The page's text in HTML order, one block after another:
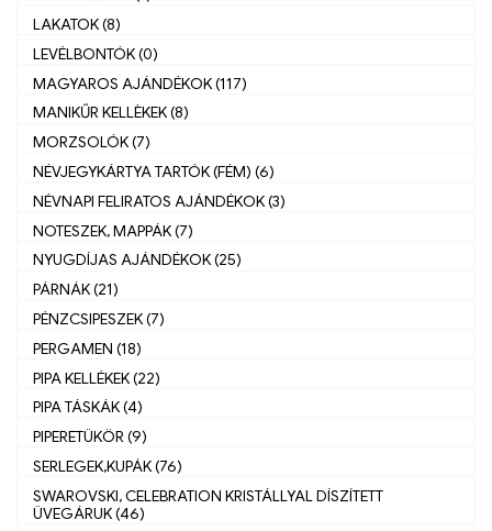
LAKATOK (8)
LEVÉLBONTÓK (0)
MAGYAROS AJÁNDÉKOK (117)
MANIKŰR KELLÈKEK (8)
MORZSOLÓK (7)
NÉVJEGYKÁRTYA TARTÓK (FÉM) (6)
NÉVNAPI FELIRATOS AJÁNDÉKOK (3)
NOTESZEK, MAPPÁK (7)
NYUGDÍJAS AJÁNDÉKOK (25)
PÁRNÁK (21)
PÉNZCSIPESZEK (7)
PERGAMEN (18)
PIPA KELLÉKEK (22)
PIPA TÁSKÁK (4)
PIPERETÜKÖR (9)
SERLEGEK,KUPÁK (76)
SWAROVSKI, CELEBRATION KRISTÁLLYAL DÍSZÍTETT
ÜVEGÁRUK (46)